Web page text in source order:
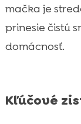
mačka je
prinesie čistú
domácnosť.
Kľúčové